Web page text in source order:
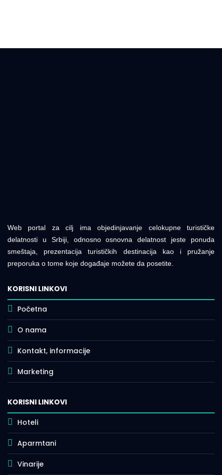
Web portal za cilj ima objedinjavanje celokupne turističke
delatnosti u Srbiji, odnosno osnovna delatnost jeste ponuda
smeštaja, prezentacija turističkih destinacija kao i pružanje
preporuka o tome koje događaje možete da posetite.
KORISNI LINKOVI
Početna
O nama
Kontakt, informacije
Marketing
KORISNI LINKOVI
Hoteli
Aparmtani
Vinarije